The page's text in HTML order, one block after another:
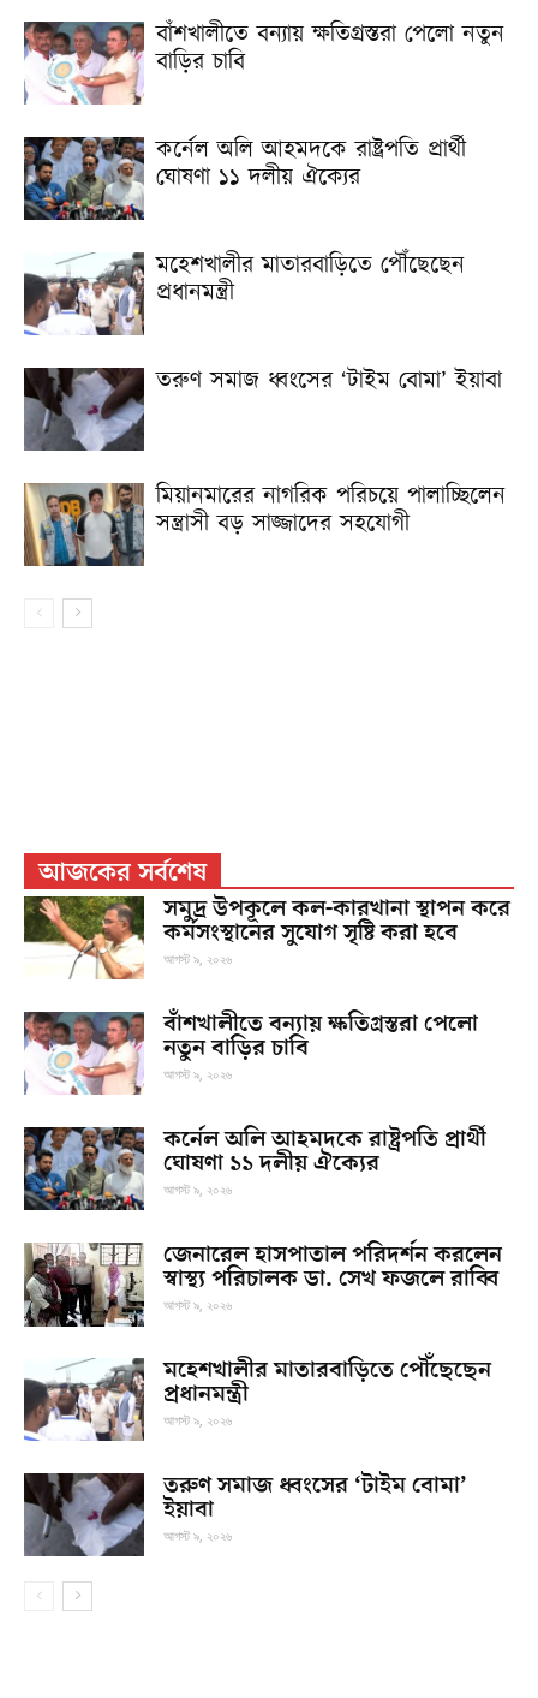
বাঁশখালীতে বন্যায় ক্ষতিগ্রস্তরা পেলো নতুন
বাড়ির চাবি
কর্নেল অলি আহমদকে রাষ্ট্রপতি প্রার্থী
ঘোষণা ১১ দলীয় ঐক্যের
মহেশখালীর মাতারবাড়িতে পৌঁছেছেন
প্রধানমন্ত্রী
তরুণ সমাজ ধ্বংসের ‘টাইম বোমা’ ইয়াবা
মিয়ানমারের নাগরিক পরিচয়ে পালাচ্ছিলেন
সন্ত্রাসী বড় সাজ্জাদের সহযোগী
আজকের সর্বশেষ
সমুদ্র উপকূলে কল-কারখানা স্থাপন করে
কর্মসংস্থানের সুযোগ সৃষ্টি করা হবে
আগস্ট ৯, ২০২৬
বাঁশখালীতে বন্যায় ক্ষতিগ্রস্তরা পেলো
নতুন বাড়ির চাবি
আগস্ট ৯, ২০২৬
কর্নেল অলি আহমদকে রাষ্ট্রপতি প্রার্থী
ঘোষণা ১১ দলীয় ঐক্যের
আগস্ট ৯, ২০২৬
জেনারেল হাসপাতাল পরিদর্শন করলেন
স্বাস্থ্য পরিচালক ডা. সেখ ফজলে রাব্বি
আগস্ট ৯, ২০২৬
মহেশখালীর মাতারবাড়িতে পৌঁছেছেন
প্রধানমন্ত্রী
আগস্ট ৯, ২০২৬
তরুণ সমাজ ধ্বংসের ‘টাইম বোমা’
ইয়াবা
আগস্ট ৯, ২০২৬